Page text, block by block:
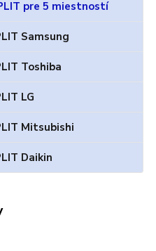
pre 5 miestností
Samsung
Toshiba
LG
Mitsubishi
Daikin